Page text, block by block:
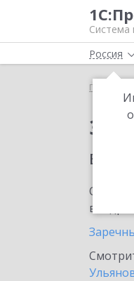
Система
Россия
Главная
в